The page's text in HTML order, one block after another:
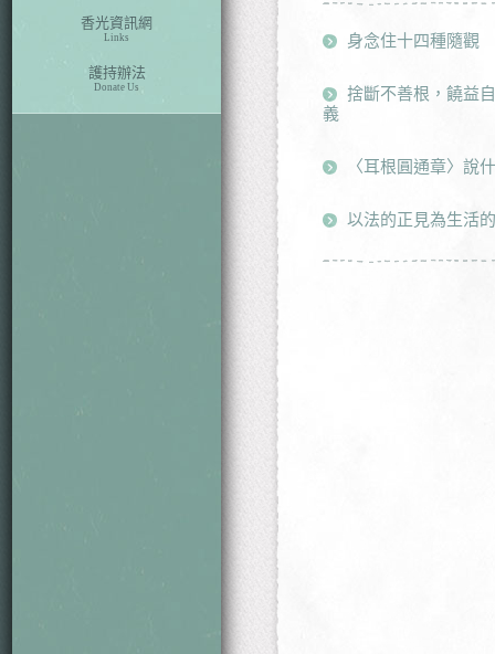
香光資訊網
Links
護持辦法
Donate Us
身念住十四種隨觀
捨斷不善根，饒益
義
〈耳根圓通章〉說
以法的正見為生活